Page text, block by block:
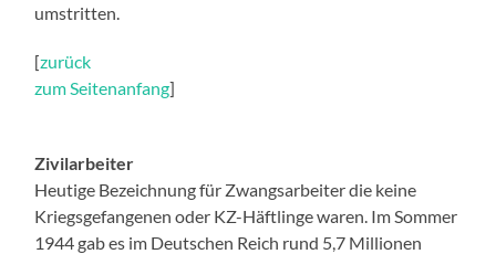
umstritten.
[zurück
zum Seitenanfang]
Zivilarbeiter
Heutige Bezeichnung für Zwangsarbeiter die keine
Kriegsgefangenen oder KZ-Häftlinge waren. Im Sommer
1944 gab es im Deutschen Reich rund 5,7 Millionen